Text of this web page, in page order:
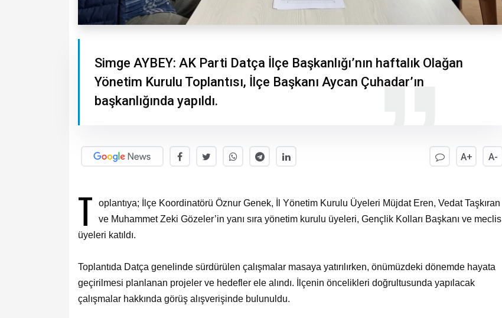
Simge AYBEY: AK Parti Datça İlçe Başkanlığı’nın haftalık Olağan
Yönetim Kurulu Toplantısı, İlçe Başkanı Aycan Çuhadar’ın
başkanlığında yapıldı.
A+ A-
T
oplantıya; İlçe Koordinatörü Öznur Genek, İl Yönetim Kurulu Üyeleri Müjdat Eren, Vedat Taşkıran
ve Muhammet Zeki Gözeler’in yanı sıra yönetim kurulu üyeleri, Gençlik Kolları Başkanı ve meclis
üyeleri katıldı.
Toplantıda Datça genelinde sürdürülen çalışmalar masaya yatırılırken, önümüzdeki dönemde hayata
geçirilmesi planlanan projeler ve hedefler ele alındı. İlçenin öncelikleri doğrultusunda yapılacak
çalışmalar hakkında görüş alışverişinde bulunuldu.